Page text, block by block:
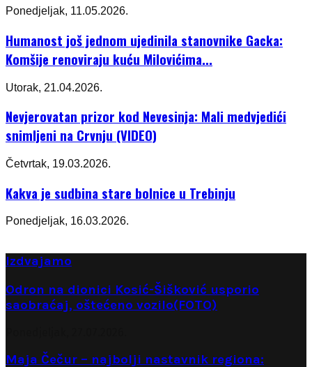
Ponedjeljak, 11.05.2026.
Humanost još jednom ujedinila stanovnike Gacka:
Komšije renoviraju kuću Milovićima...
Utorak, 21.04.2026.
Nevjerovatan prizor kod Nevesinja: Mali medvjedići
snimljeni na Crvnju (VIDEO)
Četvrtak, 19.03.2026.
Kakva je sudbina stare bolnice u Trebinju
Ponedjeljak, 16.03.2026.
Izdvajamo
Odron na dionici Kosić-Šišković usporio
saobraćaj, oštećeno vozilo(FOTO)
Maja Čečur – najbolji nastavnik regiona: